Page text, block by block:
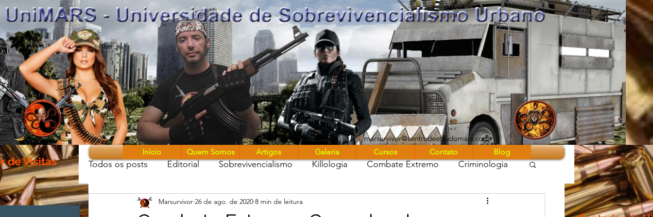
UniMARS
marsurvivor@centrodeestudomars.com
Todos os posts Editorial Sobrevivencialismo Killologia Combate Extremo Criminologia
Guerreiros & Armas Monstros entre nós Marsurvivor Podcast
Marsurvivor 26 de ago. de 2020 8 min de leitura
de Visitas
Início Quem Somos Artigos Galeria Cursos Contato Blog